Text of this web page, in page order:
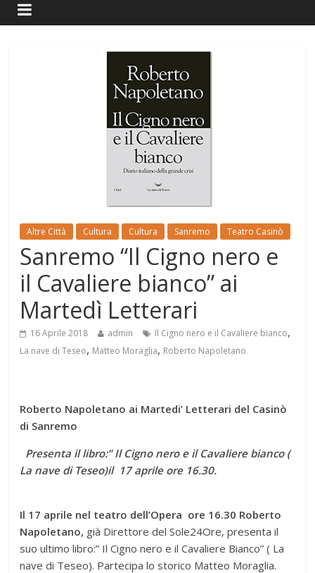
Altre Città Cultura Cultura Sanremo Teatro Casinò
Sanremo “Il Cigno nero e
il Cavaliere bianco” ai
Martedì Letterari
16 Aprile 2018 admin Il Cigno nero e il Cavaliere bianco,
La nave di Teseo, Matteo Moraglia, Roberto Napoletano
Roberto Napoletano ai Martedi’ Letterari del Casinò
di Sanremo
Presenta il libro:” Il Cigno nero e il Cavaliere bianco (
La nave di Teseo)il 17 aprile ore 16.30.
Il 17 aprile nel teatro dell’Opera ore 16.30 Roberto
Napoletano, già Direttore del Sole24Ore, presenta il
suo ultimo libro:” Il Cigno nero e il Cavaliere Bianco” ( La
nave di Teseo). Partecipa lo storico Matteo Moraglia.